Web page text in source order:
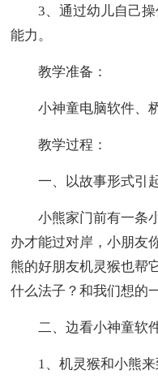
3、通过幼儿自己操
能力。
教学准备：
小神童电脑软件、
教学过程：
一、以故事形式引起
小熊家门前有一条小
办才能过对岸，小朋友
熊的好朋友机灵猴也帮
什么法子？和我们想的
二、边看小神童软件
1、机灵猴和小熊来